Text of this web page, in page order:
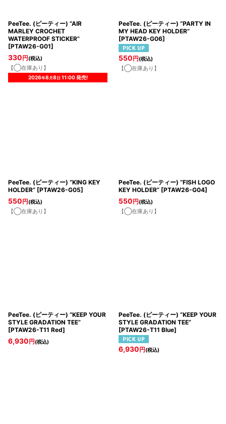
PeeTee. (ピーティー) “AIR
MARLEY CROCHET
WATERPROOF STICKER”
[PTAW26-G01]
330円(税込)
【◯在庫あり】
2026年8 月8 日 11:00発売!
PeeTee. (ピーティー) “PARTY IN
MY HEAD KEY HOLDER”
[PTAW26-G06]
550円(税込)
【◯在庫あり】
PeeTee. (ピーティー) “KING KEY
HOLDER” [PTAW26-G05]
550円(税込)
【◯在庫あり】
PeeTee. (ピーティー) “FISH LOGO
KEY HOLDER” [PTAW26-G04]
550円(税込)
【◯在庫あり】
PeeTee. (ピーティー) “KEEP YOUR
STYLE GRADATION TEE”
[PTAW26-T11 Red]
6,930円(税込)
PeeTee. (ピーティー) “KEEP YOUR
STYLE GRADATION TEE”
[PTAW26-T11 Blue]
6,930円(税込)